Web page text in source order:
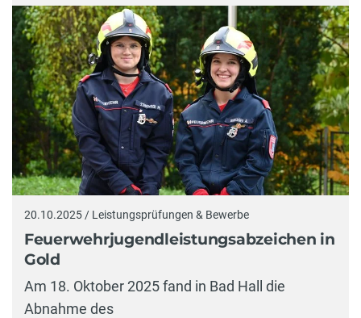
20.10.2025 / Leistungsprüfungen & Bewerbe
Feuerwehrjugendleistungsabzeichen in
Gold
Am 18. Oktober 2025 fand in Bad Hall die
Abnahme des